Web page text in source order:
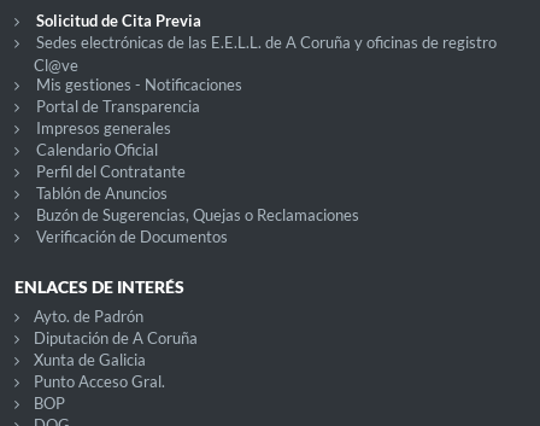
Solicitud de Cita Previa
Sedes electrónicas de las E.E.L.L. de A Coruña y oficinas de registro
Cl@ve
Mis gestiones - Notificaciones
Portal de Transparencia
Impresos generales
Calendario Oficial
Perfil del Contratante
Tablón de Anuncios
Buzón de Sugerencias, Quejas o Reclamaciones
Verificación de Documentos
ENLACES DE INTERÉS
Ayto. de Padrón
Diputación de A Coruña
Xunta de Galicia
Punto Acceso Gral.
BOP